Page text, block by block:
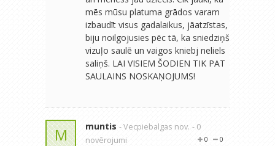
mēs mūsu platuma grādos varam
izbaudīt visus gadalaikus, jāatzīstas,
biju noilgojusies pēc tā, ka sniedziņš
vizuļo saulē un vaigos kniebj neliels
saliņš. LAI VISIEM ŠODIEN TIK PAT
SAULAINS NOSKAŅOJUMS!
M muntis - Vecpiebalgas nov. - 0
novērojumi
0
0